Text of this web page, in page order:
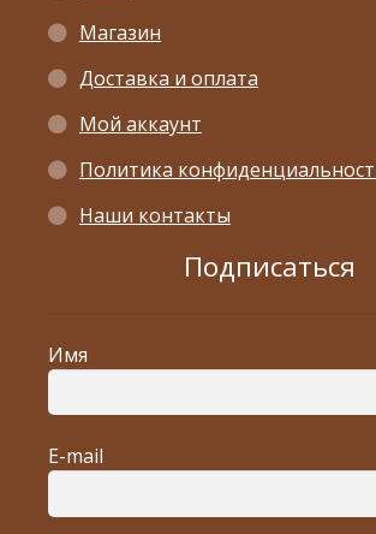
Магазин
Доставка и оплата
Мой аккаунт
Политика
Наши контакты
Подписаться
Имя
E-mail